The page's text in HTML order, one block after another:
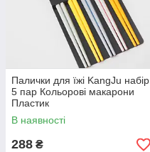
Палички для їжі KangJu набір
5 пар Кольорові макарони
Пластик
В наявності
288 ₴